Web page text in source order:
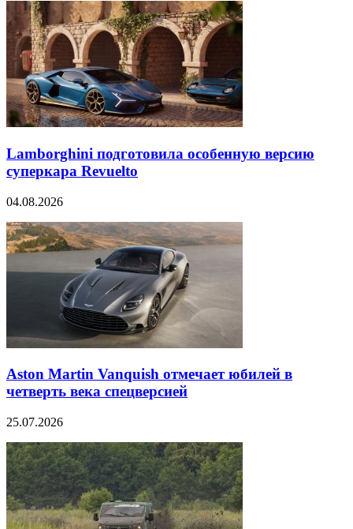
Lamborghini подготовила особенную версию
суперкара Revuelto
04.08.2026
Aston Martin Vanquish отмечает юбилей в
четверть века спецверсией
25.07.2026